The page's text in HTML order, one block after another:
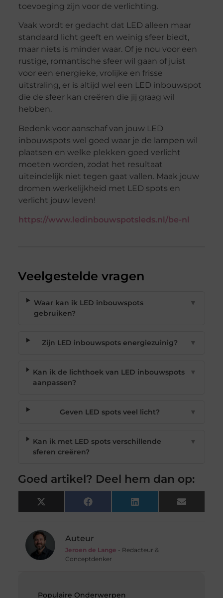
Populaire Onderwerpen
toevoeging zijn voor de verlichting.
Vaak wordt er gedacht dat LED alleen maar
standaard licht geeft en weinig sfeer biedt,
maar niets is minder waar. Of je nou voor een
rustige, romantische sfeer wil gaan of juist
voor een energieke, vrolijke en frisse
uitstraling, er is altijd wel een LED inbouwspot
die de sfeer kan creëren die jij graag wil
hebben.
Bedenk voor aanschaf van jouw LED
inbouwspots wel goed waar je de lampen wil
plaatsen en welke plekken goed verlicht
moeten worden, zodat het resultaat
uiteindelijk niet tegen gaat vallen. Maak jouw
dromen werkelijkheid met LED spots en
verlicht jouw leven!
https://www.ledinbouwspotsleds.nl/be-nl
Veelgestelde vragen
Waar kan ik LED inbouwspots
gebruiken?
▼
Zijn LED inbouwspots energiezuinig? ▼
Kan ik de lichthoek van LED inbouwspots
aanpassen?
▼
Geven LED spots veel licht? ▼
Kan ik met LED spots verschillende
sferen creëren?
▼
Goed artikel? Deel hem dan op:
X
(Twitter)
Facebook LinkedIn Email
Auteur
Jeroen de Lange - Redacteur &
Conceptdenker